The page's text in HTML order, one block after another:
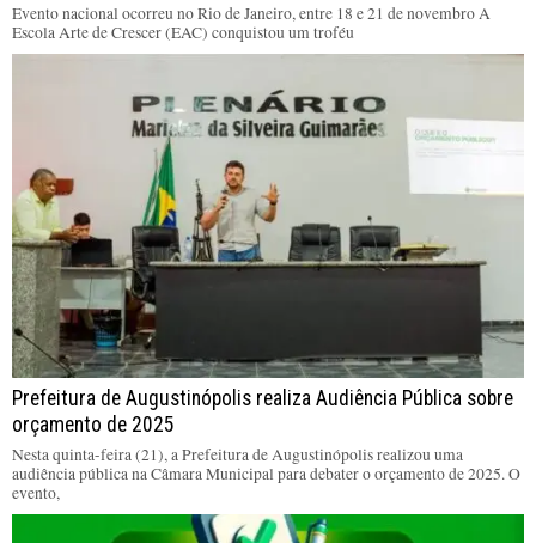
Evento nacional ocorreu no Rio de Janeiro, entre 18 e 21 de novembro A
Escola Arte de Crescer (EAC) conquistou um troféu
Prefeitura de Augustinópolis realiza Audiência Pública sobre
orçamento de 2025
Nesta quinta-feira (21), a Prefeitura de Augustinópolis realizou uma
audiência pública na Câmara Municipal para debater o orçamento de 2025. O
evento,